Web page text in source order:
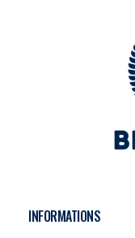
INFORMATIONS